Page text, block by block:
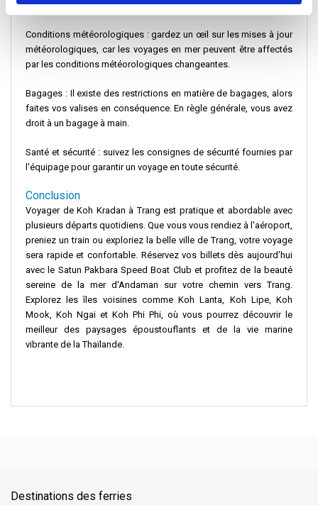
Informations de voyage importantes
Conditions météorologiques : gardez un œil sur les mises à jour
météorologiques, car les voyages en mer peuvent être affectés
par les conditions météorologiques changeantes.
Bagages : Il existe des restrictions en matière de bagages, alors
faites vos valises en conséquence. En règle générale, vous avez
droit à un bagage à main.
Santé et sécurité : suivez les consignes de sécurité fournies par
l'équipage pour garantir un voyage en toute sécurité.
Conclusion
Voyager de Koh Kradan à Trang est pratique et abordable avec
plusieurs départs quotidiens. Que vous vous rendiez à l'aéroport,
preniez un train ou exploriez la belle ville de Trang, votre voyage
sera rapide et confortable. Réservez vos billets dès aujourd'hui
avec le Satun Pakbara Speed ​​Boat Club et profitez de la beauté
sereine de la mer d'Andaman sur votre chemin vers Trang.
Explorez les îles voisines comme Koh Lanta, Koh Lipe, Koh
Mook, Koh Ngai et Koh Phi Phi, où vous pourrez découvrir le
meilleur des paysages époustouflants et de la vie marine
vibrante de la Thaïlande.
Destinations des ferries